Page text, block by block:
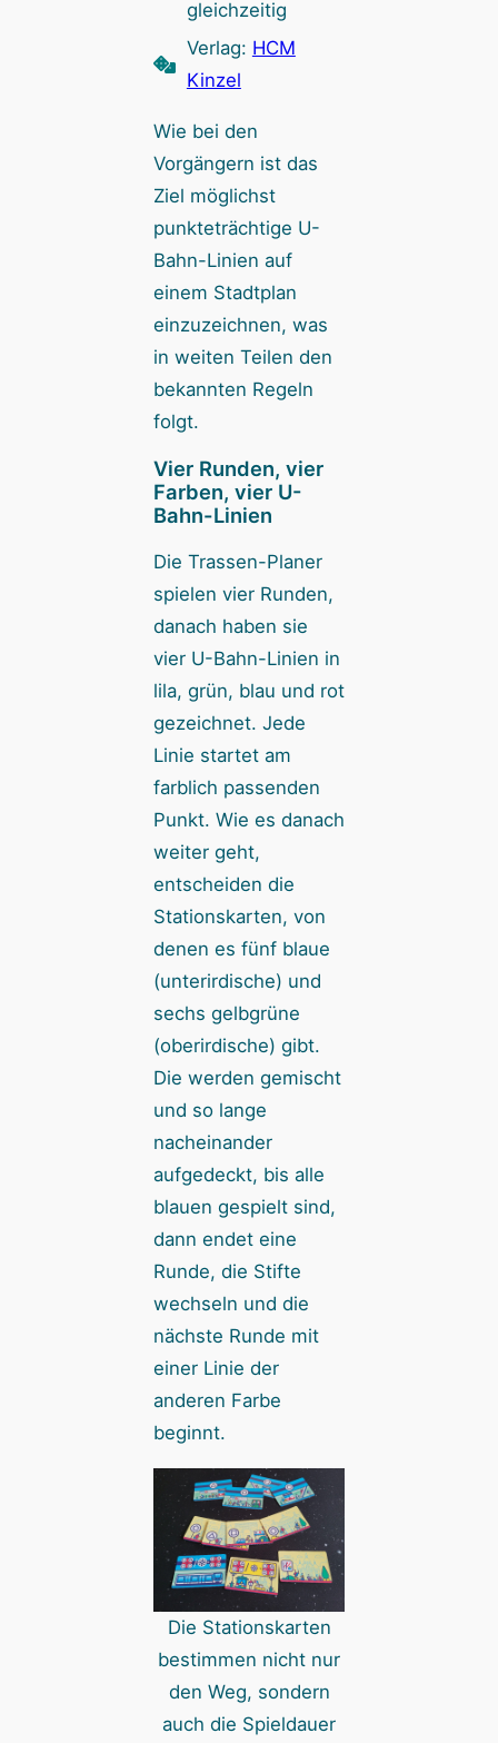
gleichzeitig
Verlag: HCM
Kinzel
Wie bei den
Vorgängern ist das
Ziel möglichst
punkteträchtige U-
Bahn-Linien auf
einem Stadtplan
einzuzeichnen, was
in weiten Teilen den
bekannten Regeln
folgt.
Vier Runden, vier
Farben, vier U-
Bahn-Linien
Die Trassen-Planer
spielen vier Runden,
danach haben sie
vier U-Bahn-Linien in
lila, grün, blau und rot
gezeichnet. Jede
Linie startet am
farblich passenden
Punkt. Wie es danach
weiter geht,
entscheiden die
Stationskarten, von
denen es fünf blaue
(unterirdische) und
sechs gelbgrüne
(oberirdische) gibt.
Die werden gemischt
und so lange
nacheinander
aufgedeckt, bis alle
blauen gespielt sind,
dann endet eine
Runde, die Stifte
wechseln und die
nächste Runde mit
einer Linie der
anderen Farbe
beginnt.
Die Stationskarten
bestimmen nicht nur
den Weg, sondern
auch die Spieldauer